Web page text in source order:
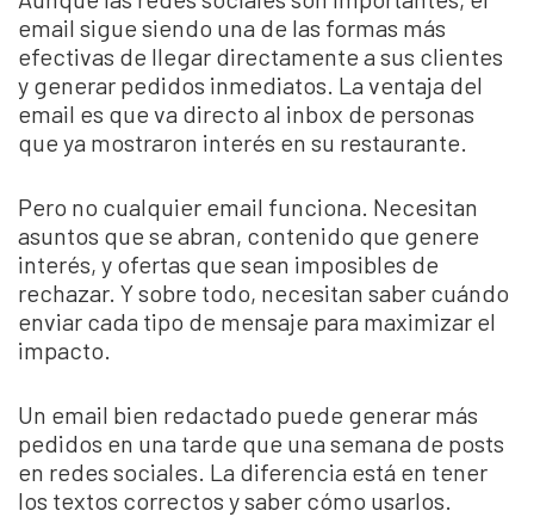
email sigue siendo una de las formas más
efectivas de llegar directamente a sus clientes
y generar pedidos inmediatos. La ventaja del
email es que va directo al inbox de personas
que ya mostraron interés en su restaurante.
Pero no cualquier email funciona. Necesitan
asuntos que se abran, contenido que genere
interés, y ofertas que sean imposibles de
rechazar. Y sobre todo, necesitan saber cuándo
enviar cada tipo de mensaje para maximizar el
impacto.
Un email bien redactado puede generar más
pedidos en una tarde que una semana de posts
en redes sociales. La diferencia está en tener
los textos correctos y saber cómo usarlos.